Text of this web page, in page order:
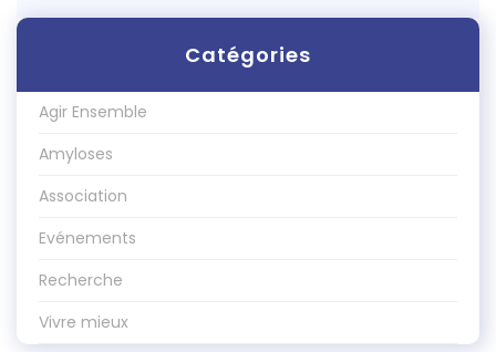
Catégories
Agir Ensemble
Amyloses
Association
Evénements
Recherche
Vivre mieux